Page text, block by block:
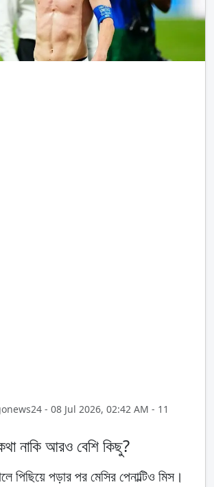
- 08 Jul 2026, 02:42 AM - 11
নাকি আরও বেশি কিছু?
পিছিয়ে পড়ার পর মেসির পেনাল্টিও মিস।